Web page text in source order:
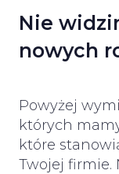
Nie
nowych
Powyżej
których
które
Twojej firmie.